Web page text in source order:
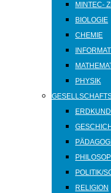
MINTEC-
BIOLOGIE
CHEMIE
PHYSIK
POLITIK/
RELIGION